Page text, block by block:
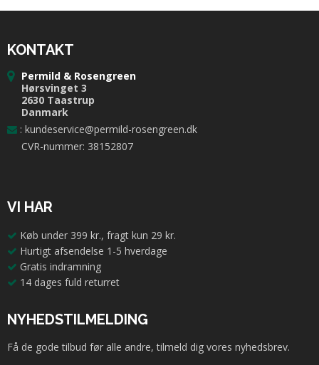
KONTAKT
Permild & Rosengreen
Hørsvinget 3
2630 Taastrup
Danmark
: kundeservice@permild-rosengreen.dk
CVR-nummer: 38152807
VI HAR
Køb under 399 kr., fragt kun 29 kr.
Hurtigt afsendelse 1-5 hverdage
Gratis indramning
14 dages fuld returret
NYHEDSTILMELDING
Få de gode tilbud før alle andre, tilmeld dig vores nyhedsbrev.